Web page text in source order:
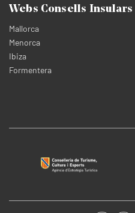
Webs Consells Insulars
Mallorca
Menorca
Ibiza
Formentera